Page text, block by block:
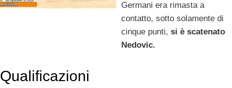
Germani era rimasta a
contatto, sotto solamente di
cinque punti, si è scatenato
Nedovic.
Qualificazioni